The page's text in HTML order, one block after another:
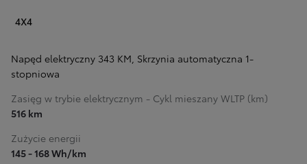
4X4
Napęd elektryczny 343 KM, Skrzynia automatyczna 1-
stopniowa
Zasięg w trybie elektrycznym - Cykl mieszany WLTP (km)
516 km
Zużycie energii
145 - 168 Wh/km